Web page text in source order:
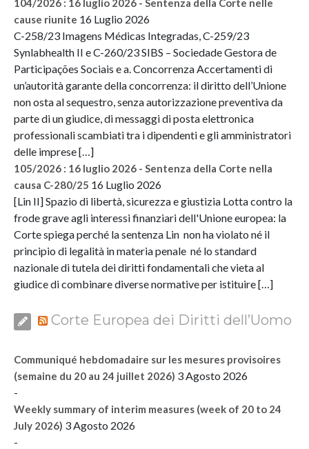
cause riunite 16 Luglio 2026
C-258/23 Imagens Médicas Integradas, C-259/23
Synlabhealth II e C-260/23 SIBS – Sociedade Gestora de
Participações Sociais e a. Concorrenza Accertamenti di
un’autorità garante della concorrenza: il diritto dell’Unione
non osta al sequestro, senza autorizzazione preventiva da
parte di un giudice, di messaggi di posta elettronica
professionali scambiati tra i dipendenti e gli amministratori
delle imprese […]
105/2026 : 16 luglio 2026 - Sentenza della Corte nella
causa C-280/25 16 Luglio 2026
[Lin II] Spazio di libertà, sicurezza e giustizia Lotta contro la
frode grave agli interessi finanziari dell'Unione europea: la
Corte spiega perché la sentenza Lin non ha violato né il
principio di legalità in materia penale né lo standard
nazionale di tutela dei diritti fondamentali che vieta al
giudice di combinare diverse normative per istituire […]
Corte Europea dei Diritti dell’Uomo
Communiqué hebdomadaire sur les mesures provisoires
(semaine du 20 au 24 juillet 2026) 3 Agosto 2026
-
Weekly summary of interim measures (week of 20 to 24
July 2026) 3 Agosto 2026
-